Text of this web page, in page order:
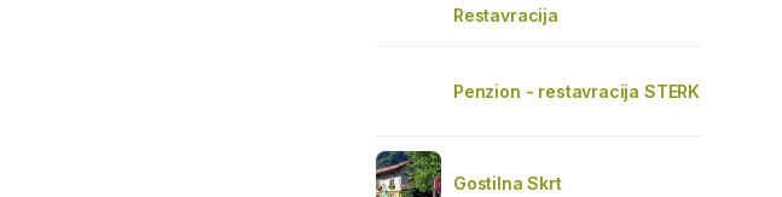
Restavracija
Penzion - restavracija STERK
Gostilna Skrt